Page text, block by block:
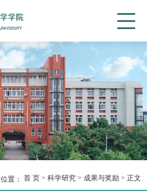
置： 首 页 科学研究 成果与奖励 正文